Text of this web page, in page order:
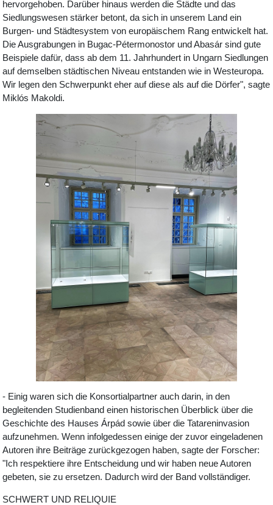
hervorgehoben. Darüber hinaus werden die Städte und das
Siedlungswesen stärker betont, da sich in unserem Land ein
Burgen- und Städtesystem von europäischem Rang entwickelt hat.
Die Ausgrabungen in Bugac-Pétermonostor und Abasár sind gute
Beispiele dafür, dass ab dem 11. Jahrhundert in Ungarn Siedlungen
auf demselben städtischen Niveau entstanden wie in Westeuropa.
Wir legen den Schwerpunkt eher auf diese als auf die Dörfer", sagte
Miklós Makoldi.
- Einig waren sich die Konsortialpartner auch darin, in den
begleitenden Studienband einen historischen Überblick über die
Geschichte des Hauses Árpád sowie über die Tatareninvasion
aufzunehmen. Wenn infolgedessen einige der zuvor eingeladenen
Autoren ihre Beiträge zurückgezogen haben, sagte der Forscher:
"Ich respektiere ihre Entscheidung und wir haben neue Autoren
gebeten, sie zu ersetzen. Dadurch wird der Band vollständiger.
SCHWERT UND RELIQUIE